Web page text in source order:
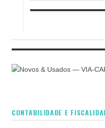
CONTABILIDADE E